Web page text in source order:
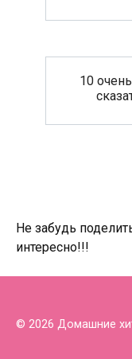
10
Не забудь
интересно!!!
© 2026 Домашние